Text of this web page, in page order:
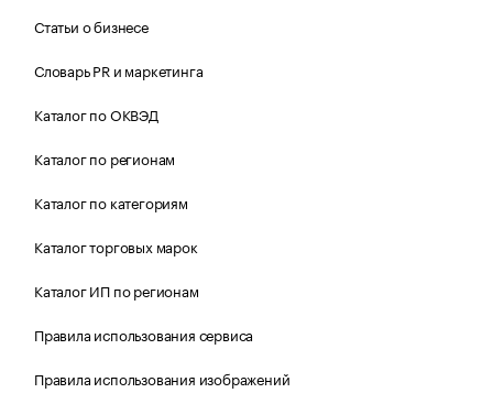
Статьи о бизнесе
Словарь PR и маркетинга
Каталог по ОКВЭД
Каталог по регионам
Каталог по категориям
Каталог торговых марок
Каталог ИП по регионам
Правила использования сервиса
Правила использования изображений